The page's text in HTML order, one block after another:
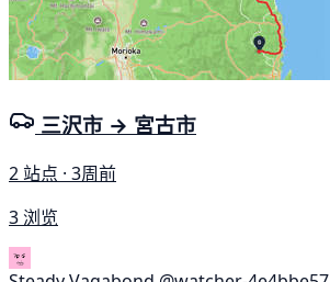
三沢市 → 宮古市
2 站点 · 3周前
3 浏览